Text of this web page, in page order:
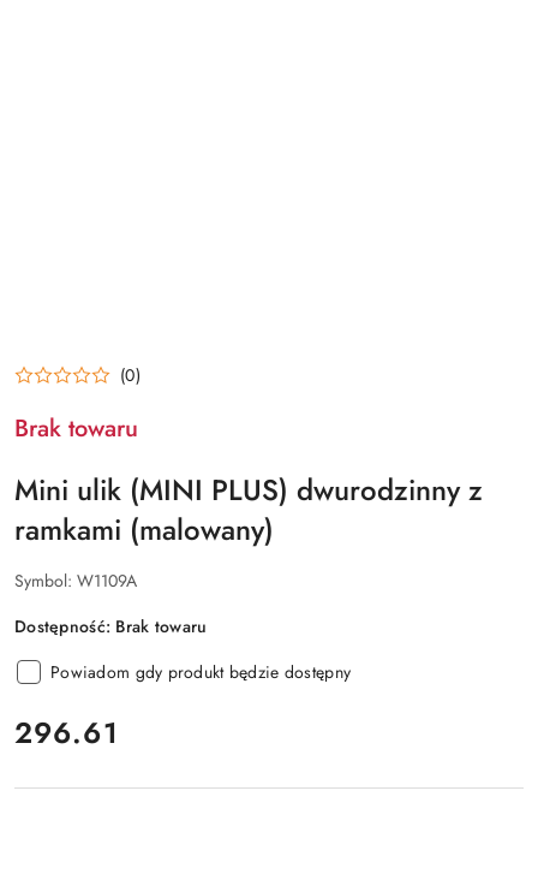
(0)
Brak towaru
Mini ulik (MINI PLUS) dwurodzinny z
ramkami (malowany)
Symbol: W1109A
Dostępność: Brak towaru
Powiadom gdy produkt będzie dostępny
cena:
296.61